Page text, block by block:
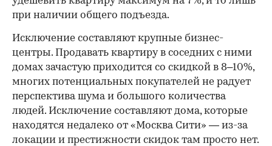
при наличии общего подъезда.
Исключение составляют крупные бизнес-
центры. Продавать квартиру в соседних с ними
домах зачастую приходится со скидкой в 8–10%,
многих потенциальных покупателей не радует
перспектива шума и большого количества
людей. Исключение составляют дома, которые
находятся недалеко от «Москва Сити» — из-за
локации и престижности скидок там просто нет.